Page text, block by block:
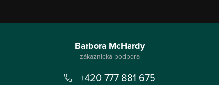
Barbora McHardy
+420 777 881 675